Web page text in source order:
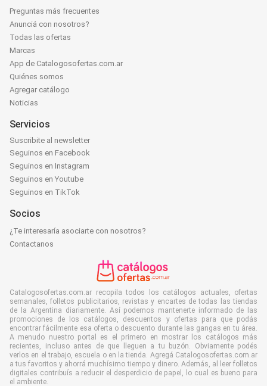
Preguntas más frecuentes
Anunciá con nosotros?
Todas las ofertas
Marcas
App de Catalogosofertas.com.ar
Quiénes somos
Agregar catálogo
Noticias
Servicios
Suscribite al newsletter
Seguinos en Facebook
Seguinos en Instagram
Seguinos en Youtube
Seguinos en TikTok
Socios
¿Te interesaría asociarte con nosotros?
Contactanos
Catalogosofertas.com.ar recopila todos los catálogos actuales, ofertas
semanales, folletos publicitarios, revistas y encartes de todas las tiendas
de la Argentina diariamente. Así podemos mantenerte informado de las
promociones de los catálogos, descuentos y ofertas para que podás
encontrar fácilmente esa oferta o descuento durante las gangas en tu área.
A menudo nuestro portal es el primero en mostrar los catálogos más
recientes, incluso antes de que lleguen a tu buzón. Obviamente podés
verlos en el trabajo, escuela o en la tienda. Agregá Catalogosofertas.com.ar
a tus favoritos y ahorrá muchísimo tiempo y dinero. Además, al leer folletos
digitales contribuís a reducir el desperdicio de papel, lo cual es bueno para
el ambiente.